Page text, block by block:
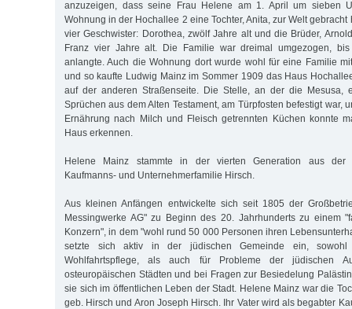
anzuzeigen, dass seine Frau Helene am 1. April um sieben
Wohnung in der Hochallee 2 eine Tochter, Anita, zur Welt gebracht
vier Geschwister: Dorothea, zwölf Jahre alt und die Brüder,
Franz vier Jahre alt. Die Familie war dreimal umgezogen,
anlangte. Auch die Wohnung dort wurde wohl für eine Familie
und so kaufte Ludwig Mainz im Sommer 1909 das Haus
auf der anderen Straßenseite. Die Stelle, an der die Mesusa,
Sprüchen aus dem Alten Testament, am Türpfosten befestigt war,
Ernährung nach Milch und Fleisch getrennten Küchen konnte
Haus erkennen.
Helene Mainz stammte in der vierten Generation aus der
Kaufmanns- und Unternehmerfamilie Hirsch.
Aus kleinen Anfängen entwickelte sich seit 1805 der
Messingwerke AG" zu Beginn des 20. Jahrhunderts zu einem
Konzern", in dem "wohl rund 50 000 Personen ihren
setzte sich aktiv in der jüdischen Gemeinde ein,
Wohlfahrtspflege, als auch für Probleme der jüdischen
osteuropäischen Städten und bei Fragen zur Besiedelung
sie sich im öffentlichen Leben der Stadt. Helene Mainz war die
geb. Hirsch und Aron Joseph Hirsch. Ihr Vater wird als begabter